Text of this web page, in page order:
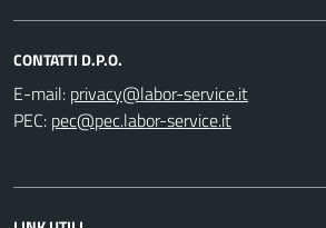
CONTATTI D.P.O.
E-mail:
PEC: